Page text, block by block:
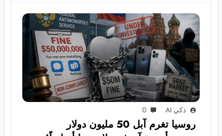
ذكي AI 0
روسيا تغرم آبل 50 مليون دولار